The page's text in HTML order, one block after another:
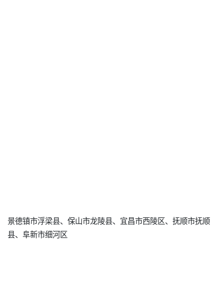
景德镇市浮梁县、保山市龙陵县、宜昌市西陵区、抚顺市抚顺
县、阜新市细河区